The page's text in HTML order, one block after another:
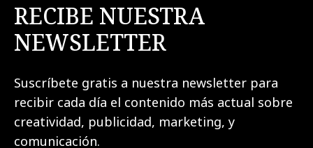
RECIBE NUESTRA
NEWSLETTER
Suscríbete gratis a nuestra newsletter para
recibir cada día el contenido más actual sobre
creatividad, publicidad, marketing, y
comunicación.